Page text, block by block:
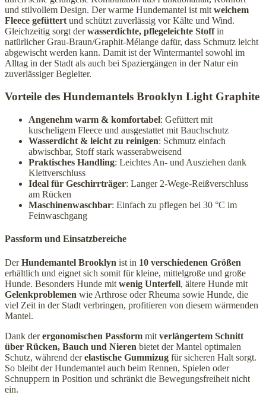
und stilvollem Design. Der warme Hundemantel ist mit weichem
Fleece gefüttert und schützt zuverlässig vor Kälte und Wind.
Gleichzeitig sorgt derwasserdichte, pflegeleichte Stoffin
natürlicher Grau-Braun/Graphit-Mélange dafür, dass Schmutz leicht
abgewischt werden kann. Damit ist der Wintermantel sowohl im
Alltag in der Stadt als auch bei Spaziergängen in der Natur ein
zuverlässiger Begleiter.
Vorteile des Hundemantels Brooklyn Light Graphite
Angenehm warm & komfortabel: Gefüttert mit
kuscheligem Fleece und ausgestattet mit Bauchschutz
Wasserdicht & leicht zu reinigen: Schmutz einfach
abwischbar, Stoff stark wasserabweisend
Praktisches Handling: Leichtes An- und Ausziehen dank
Klettverschluss
Ideal für Geschirrträger: Langer 2-Wege-Reißverschluss
am Rücken
Maschinenwaschbar: Einfach zu pflegen bei 30 °C im
Feinwaschgang
Passform und Einsatzbereiche
DerHundemantel Brooklyn ist in 10 verschiedenen Größen
erhältlich und eignet sich somit für kleine, mittelgroße und große
Hunde. Besonders Hunde mit wenig Unterfell, ältere Hunde mit
Gelenkproblemen wie Arthrose oder Rheuma sowie Hunde, die
viel Zeit in der Stadt verbringen, profitieren von diesem wärmenden
Mantel.
Dank derergonomischen Passform mit verlängertem Schnitt
über Rücken, Bauch und Nieren bietet der Mantel optimalen
Schutz, während derelastische Gummizug für sicheren Halt sorgt.
So bleibt der Hundemantel auch beim Rennen, Spielen oder
Schnuppern in Position und schränkt die Bewegungsfreiheit nicht
ein.